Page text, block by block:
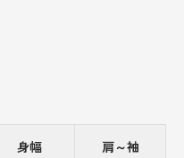
身幅 肩～袖